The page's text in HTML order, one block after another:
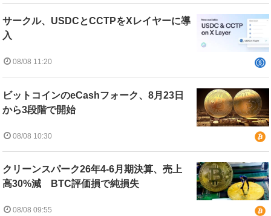
サークル、USDCとCCTPをXレイヤーに導
入
08/08 11:20
ビットコインのeCashフォーク、8月23日
から3段階で開始
08/08 10:30
クリーンスパーク26年4-6月期決算、売上
高30%減 BTC評価損で純損失
08/08 09:55